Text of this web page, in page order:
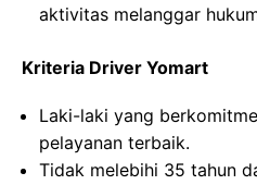
aktivitas melanggar
Kriteria Driver Yomart
Laki-laki yang
pelayanan terbaik.
Tidak melebihi 35 tahun